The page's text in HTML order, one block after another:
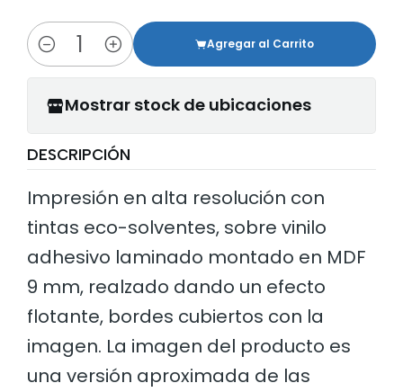
Cantidad
Agregar al Carrito
Mostrar stock de ubicaciones
DESCRIPCIÓN
Impresión en alta resolución con
tintas eco-solventes, sobre vinilo
adhesivo laminado montado en MDF
9 mm, realzado dando un efecto
flotante, bordes cubiertos con la
imagen. La imagen del producto es
una versión aproximada de las